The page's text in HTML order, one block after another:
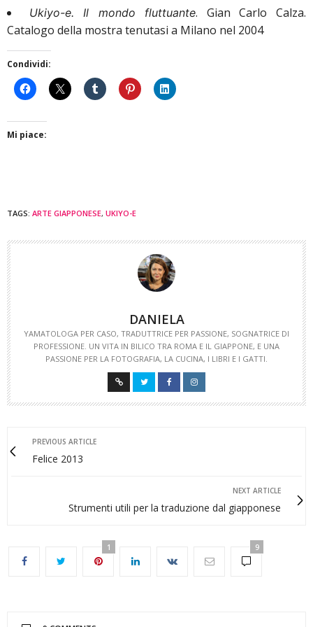
Ukiyo-e. Il mondo fluttuante. Gian Carlo Calza.
Catalogo della mostra tenutasi a Milano nel 2004
Condividi:
Mi piace:
TAGS: ARTE GIAPPONESE, UKIYO-E
DANIELA
YAMATOLOGA PER CASO, TRADUTTRICE PER PASSIONE, SOGNATRICE DI
PROFESSIONE. UN VITA IN BILICO TRA ROMA E IL GIAPPONE, E UNA
PASSIONE PER LA FOTOGRAFIA, LA CUCINA, I LIBRI E I GATTI.
PREVIOUS ARTICLE
Felice 2013
NEXT ARTICLE
Strumenti utili per la traduzione dal giapponese
1 9